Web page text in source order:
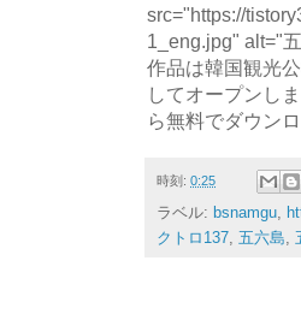
src="https://
1_eng.jpg" alt="
作品は韓国観光
してオープンし
ら無料でダウン
時刻: 0:25
ラベル: bsnamgu,
クトロ137, 五六島,